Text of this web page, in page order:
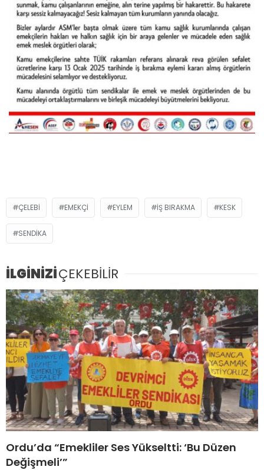
ÇELEBI EMEKÇI EYLEM IŞ BIRAKMA KESK
SENDIKA
İLGİNİZİÇEKEBİLİR
Ordu’da “Emekliler Ses Yükseltti: ‘Bu Düzen
Değişmeli’”